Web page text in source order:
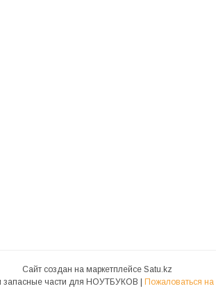
Сайт создан на маркетплейсе Satu.kz
Аксессуары и запасные части для НОУТБУКОВ | Пожаловаться на